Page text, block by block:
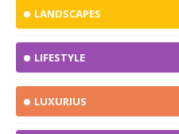
LANDSCAPES
LIFESTYLE
LUXURIUS